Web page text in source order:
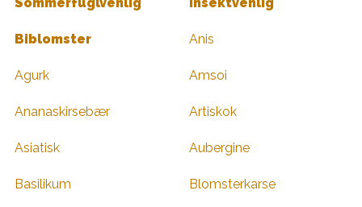
Biblomster Anis
Agurk Amsoi
Ananaskirsebær Artiskok
Asiatisk Aubergine
Basilikum Blomsterkarse